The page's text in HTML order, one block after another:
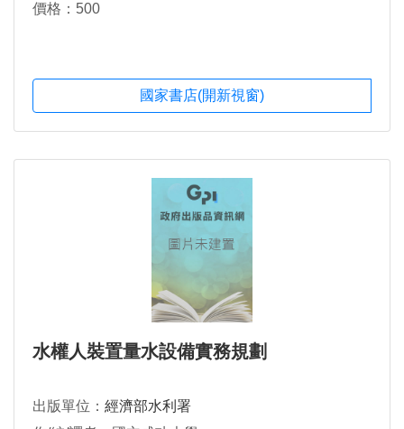
價格：500
國家書店(開新視窗)
水權人裝置量水設備實務規劃
出版單位： 經濟部水利署